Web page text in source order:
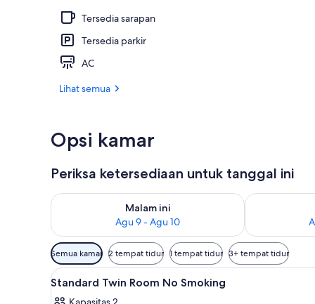
Tersedia sarapan
Tersedia parkir
AC
Lihat semua
Opsi kamar
Periksa ketersediaan untuk tanggal ini
Malam ini
Agu 9 - Agu 10
Periksa ketersediaan untuk malam ini Agu 9 - Agu 10
Periksa
Filter
tersedia
untuk
Semua kamar 2 tempat tidur 1 tempat tidur 3+ tempat tidur
Lihat
semua
Brankas, meja kerja, tirai
1
Standard Twin Room No Smoking